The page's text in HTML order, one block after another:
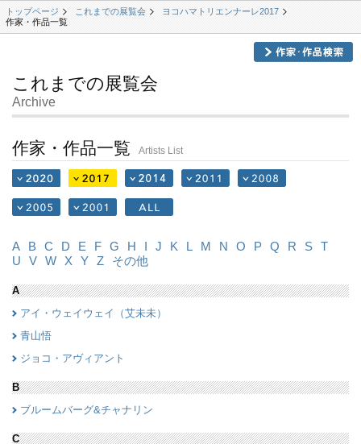
トップページ これまでの展覧会
ヨコハマトリエンナーレ2017
作家・作品一覧
これまでの展覧会
Archive
作家・作品一覧 Artists List
A B C D E F G H I J K L M N O P Q R S T
U
V W X Y Z その他
A
アイ・ウェイウェイ（艾未未）
青山悟
ジョコ・アヴィアント
B
ブルームバーグ&チャナリン
C